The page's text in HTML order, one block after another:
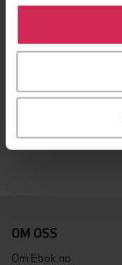
Klikk på «Godta
bruke cookies for
tilpasse ditt
296,-
OM OSS
Om Ebok.no